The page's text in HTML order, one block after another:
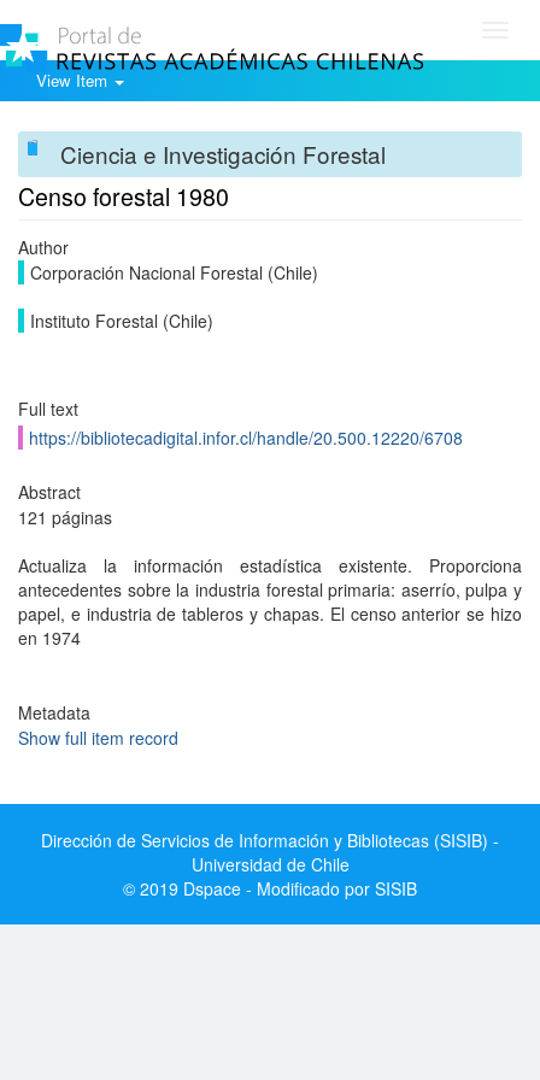
View Item
Ciencia e Investigación Forestal
Censo forestal 1980
Author
Corporación Nacional Forestal (Chile)
Instituto Forestal (Chile)
Full text
https://bibliotecadigital.infor.cl/handle/20.500.12220/6708
Abstract
121 páginas
Actualiza la información estadística existente. Proporciona
antecedentes sobre la industria forestal primaria: aserrío, pulpa y
papel, e industria de tableros y chapas. El censo anterior se hizo
en 1974
Metadata
Show full item record
Dirección de Servicios de Información y Bibliotecas (SISIB) -
Universidad de Chile
© 2019 Dspace - Modificado por SISIB